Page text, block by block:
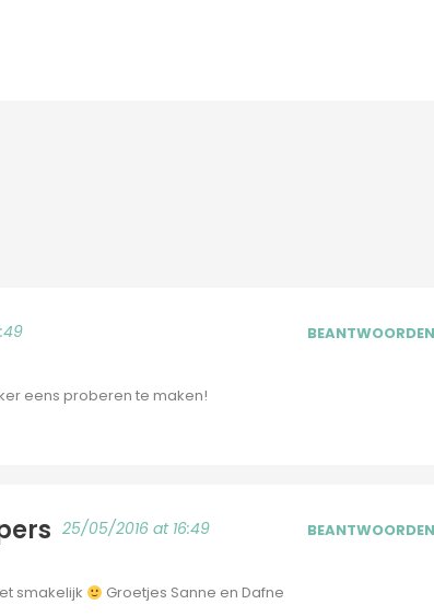
BEANTWOORDEN
eens proberen te maken!
25/05/2016 at 16:49 BEANTWOORDEN
smakelijk Groetjes Sanne en Dafne